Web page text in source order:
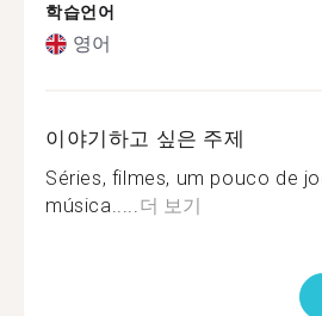
학습언어
영어
이야기하고 싶은 주제
Séries, filmes, um pouco de
música.....더 보기